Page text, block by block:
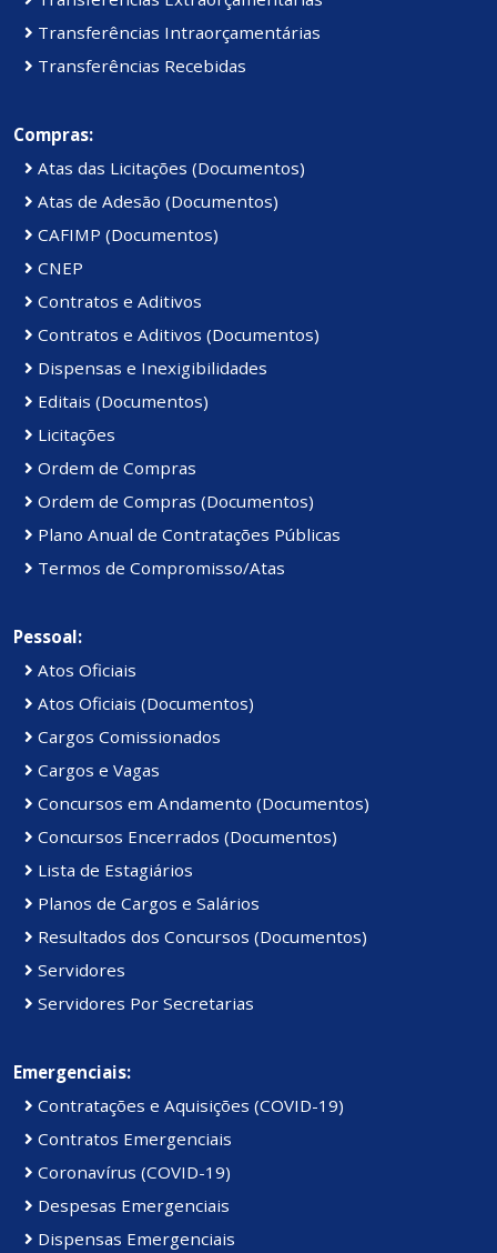
Transferências Intraorçamentárias
Transferências Recebidas
Compras:
Atas das Licitações (Documentos)
Atas de Adesão (Documentos)
CAFIMP (Documentos)
CNEP
Contratos e Aditivos
Contratos e Aditivos (Documentos)
Dispensas e Inexigibilidades
Editais (Documentos)
Licitações
Ordem de Compras
Ordem de Compras (Documentos)
Plano Anual de Contratações Públicas
Termos de Compromisso/Atas
Pessoal:
Atos Oficiais
Atos Oficiais (Documentos)
Cargos Comissionados
Cargos e Vagas
Concursos em Andamento (Documentos)
Concursos Encerrados (Documentos)
Lista de Estagiários
Planos de Cargos e Salários
Resultados dos Concursos (Documentos)
Servidores
Servidores Por Secretarias
Emergenciais:
Contratações e Aquisições (COVID-19)
Contratos Emergenciais
Coronavírus (COVID-19)
Despesas Emergenciais
Dispensas Emergenciais